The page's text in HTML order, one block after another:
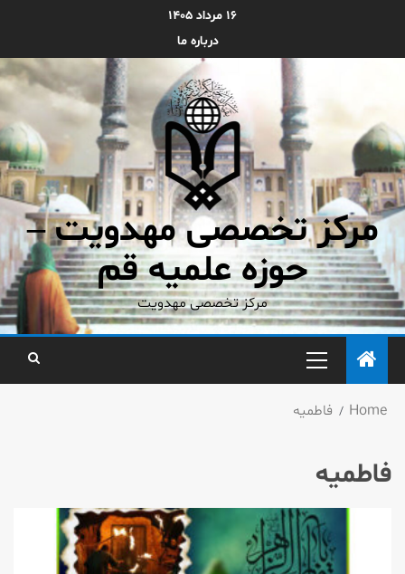
۱۶ مرداد ۱۴۰۵
درباره ما
مرکز تخصصی مهدویت –
حوزه علمیه قم
مرکز تخصصی مهدویت
Home فاطمیه
فاطمیه